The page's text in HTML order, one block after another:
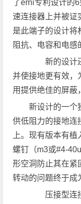
了erni专利设计的
速连接器上并被证
是此端子的设计将
阻抗、电容和电感
新的设计还
并使接地更有效，
用提供绝佳的屏蔽
新设计的一个
供低阻力的接地连
上。现有版本有
螺钉（m3或#4-
形空洞防止其在紧
转动的问题终于成
压接型连接